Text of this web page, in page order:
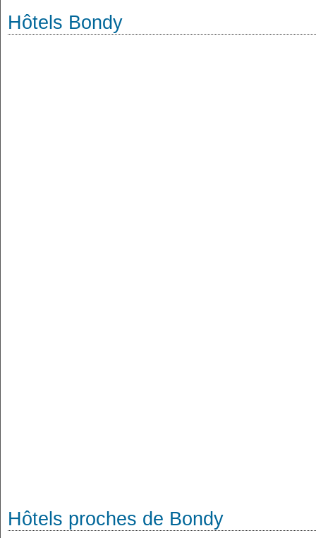
Hôtels Bondy
Hôtels proches de Bondy